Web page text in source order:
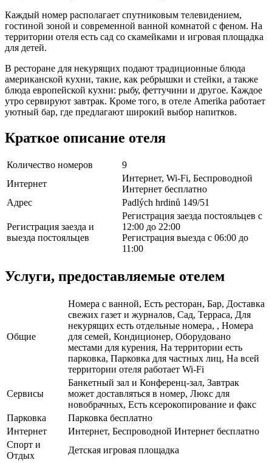
Каждый номер располагает спутниковым телевидением,
гостиной зоной и современной ванной комнатой с феном. На
территории отеля есть сад со скамейками и игровая площадка
для детей.
В ресторане для некурящих подают традиционные блюда
американской кухни, такие, как ребрышки и стейки, а также
блюда европейской кухни: рыбу, феттучини и другое. Каждое
утро сервируют завтрак. Кроме того, в отеле Amerika работает
уютный бар, где предлагают широкий выбор напитков.
Краткое описание отеля
Количество номеров
9
Интернет
Интернет, Wi-Fi, Беспроводной
Интернет бесплатно
Адрес
Padlých hrdinů 149/51
Регистрация заезда и
выезда постояльцев
Регистрация заезда постояльцев с
12:00 до 22:00
Регистрация выезда с 06:00 до
11:00
Услуги, предоставляемые отелем
Общие
Номера с ванной, Есть ресторан, Бар, Доставка
свежих газет и журналов, Сад, Терраса, Для
некурящих есть отдельные номера, , Номера
для семей, Кондиционер, Оборудовано
местами для курения, На территории есть
парковка, Парковка для частных лиц, На всей
территории отеля работает Wi-Fi
Сервисы
Банкетный зал и Конференц-зал, Завтрак
может доставляться в номер, Люкс для
новобрачных, Есть ксерокопирование и факс
Парковка
Парковка бесплатно
Интернет
Интернет, Беспроводной Интернет бесплатно
Спорт и
Отдых
Детская игровая площадка